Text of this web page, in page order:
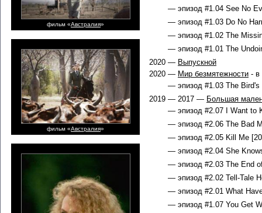
фильм «Австралия»
фильм «Австралия»
— эпизод #1.04 See No
— эпизод #1.03 Do No
— эпизод #1.02 The
— эпизод #1.01 The
2020 — Выпускной
2020 — Мир безмятежности - в
— эпизод #1.03 The Bird's
2019 — 2017 — Большая
— эпизод #2.07 I Want to
— эпизод #2.06 The Bad
— эпизод #2.05 Kill Me
— эпизод #2.04 She
— эпизод #2.03 The End
— эпизод #2.02 Tell-Tale
— эпизод #2.01 What
— эпизод #1.07 You Get